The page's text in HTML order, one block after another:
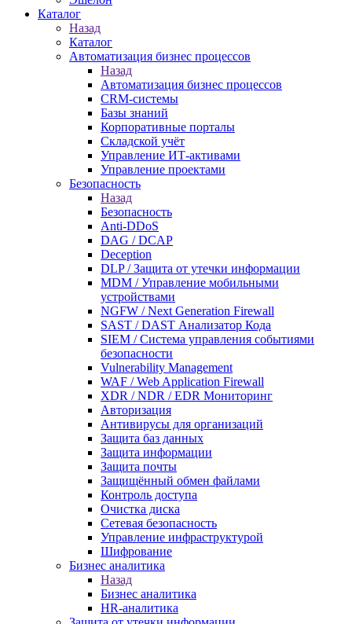
Каталог
Назад
Каталог
Автоматизация бизнес процессов
Назад
Автоматизация бизнес процессов
CRM-системы
Базы знаний
Корпоративные порталы
Складской учёт
Управление ИТ-активами
Управление проектами
Безопасность
Назад
Безопасность
Anti-DDoS
DAG / DCAP
Deception
DLP / Защита от утечки информации
MDM / Управление мобильными
устройствами
NGFW / Next Generation Firewall
SAST / DAST Анализатор Кода
SIEM / Система управления событиями
безопасности
Vulnerability Management
WAF / Web Application Firewall
XDR / NDR / EDR Мониторинг
Авторизация
Антивирусы для организаций
Защита баз данных
Защита информации
Защита почты
Защищённый обмен файлами
Контроль доступа
Очистка диска
Сетевая безопасность
Управление инфраструктурой
Шифрование
Бизнес аналитика
Назад
Бизнес аналитика
HR-аналитика